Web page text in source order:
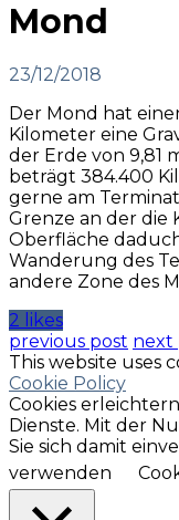
Mond
23/12/2018
Der Mond hat
Kilometer eine
der Erde von 9,81
beträgt 384.400
gerne am
Grenze an der die
Oberfläche
Wanderung des
andere Zone des
2 likes
previous post next
This website uses
Cookie Policy
Cookies
Dienste. Mit der
Sie sich damit
verwenden